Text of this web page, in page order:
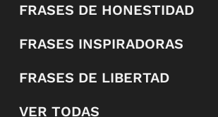
FRASES DE HONESTIDAD
FRASES INSPIRADORAS
FRASES DE LIBERTAD
VER TODAS